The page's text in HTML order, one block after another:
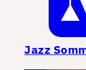
Jazz